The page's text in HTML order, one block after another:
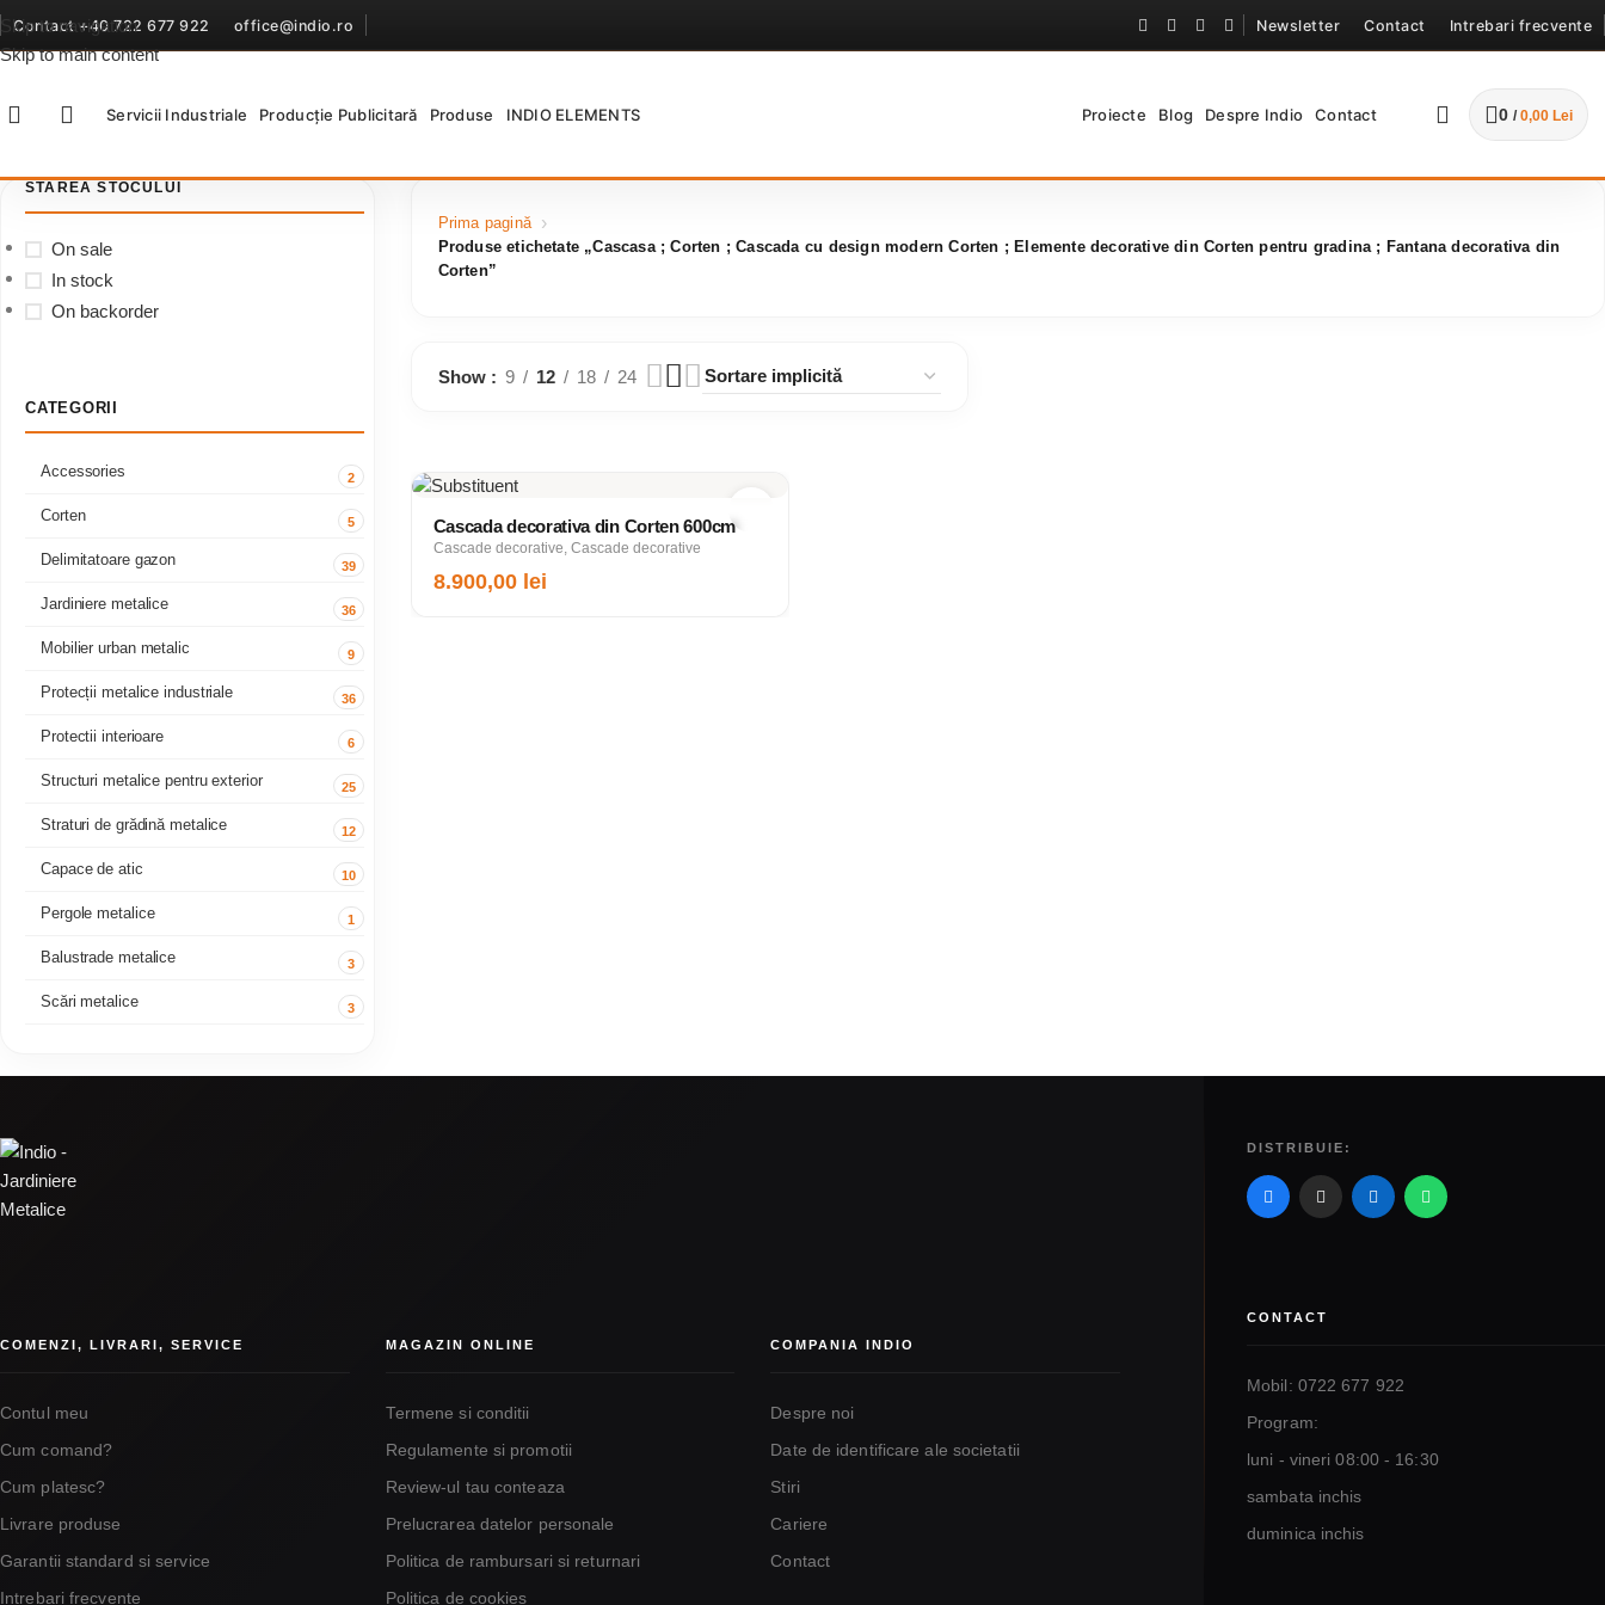
Cascasa ; Corten ; Cascada cu design modern Corten ; Elemente decorative din Corten pentru
Skip to navigation
Skip to main content
Contact +40 722 677 922 office@indio.ro Newsletter Contact Intrebari frecvente
Servicii Industriale Producție Publicitară Produse INDIO ELEMENTS Proiecte Blog Despre Indio Contact 0 / 0,00 Lei
STAREA STOCULUI
On sale
In stock
On backorder
CATEGORII
Accessories 2
Corten 5
Delimitatoare gazon 39
Jardiniere metalice 36
Mobilier urban metalic 9
Protecții metalice industriale 36
Protectii interioare 6
Structuri metalice pentru exterior 25
Straturi de grădină metalice 12
Capace de atic 10
Pergole metalice 1
Balustrade metalice 3
Scări metalice 3
Prima pagină
Produse etichetate „Cascasa ; Corten ; Cascada cu design modern Corten ; Elemente decorative din Corten pentru gradina ; Fantana decorativa din
Corten”
Show 9 12 18 24
Cascada decorativa din Corten 600cm
Cascade decorative, Cascade decorative
8.900,00 lei
COMENZI, LIVRARI, SERVICE
Contul meu
Cum comand?
Cum platesc?
Livrare produse
Garantii standard si service
Intrebari frecvente
MAGAZIN ONLINE
Termene si conditii
Regulamente si promotii
Review-ul tau conteaza
Prelucrarea datelor personale
Politica de rambursari si returnari
Politica de cookies
COMPANIA INDIO
Despre noi
Date de identificare ale societatii
Stiri
Cariere
Contact
DISTRIBUIE:
CONTACT
Mobil: 0722 677 922
Program:
luni - vineri 08:00 - 16:30
sambata inchis
duminica inchis